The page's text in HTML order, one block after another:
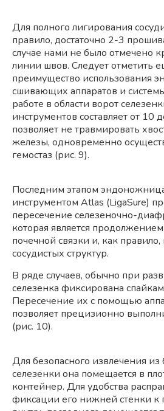
Для полного лигирования
правило, достаточно 2-3
случае нами не было отмечено
линии швов. Следует отметить
преимущество использования
сшивающих аппаратов и
работе в области ворот
инструментов составляет от 10
позволяет не травмировать
железы, одновременно
гемостаз (рис. 9).
Последним этапом
инструментом Atlas (LigaSure)
пересечение селезеночно-
которая является
почечной связки и, как
сосудистых структур.
В ряде случаев, обычно при
селезенка фиксирована
Пересечение их с помощью
позволяет прецизионно
(рис. 10).
Для безопасного извлечения
селезенки она помещается в
контейнер. Для удобства
фиксации его нижней стенки